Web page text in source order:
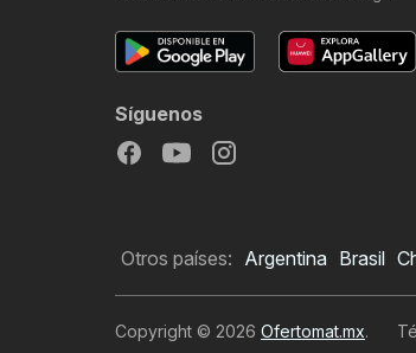
Síguenos
Otros países: Argentina Brasil
Copyright © 2026 Ofertomat.mx.